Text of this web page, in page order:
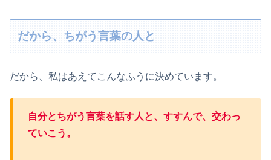
だから、ちがう言葉の人と
だから、私はあえてこんなふうに決めています。
自分とちがう言葉を話す人と、すすんで、交わっ
ていこう。